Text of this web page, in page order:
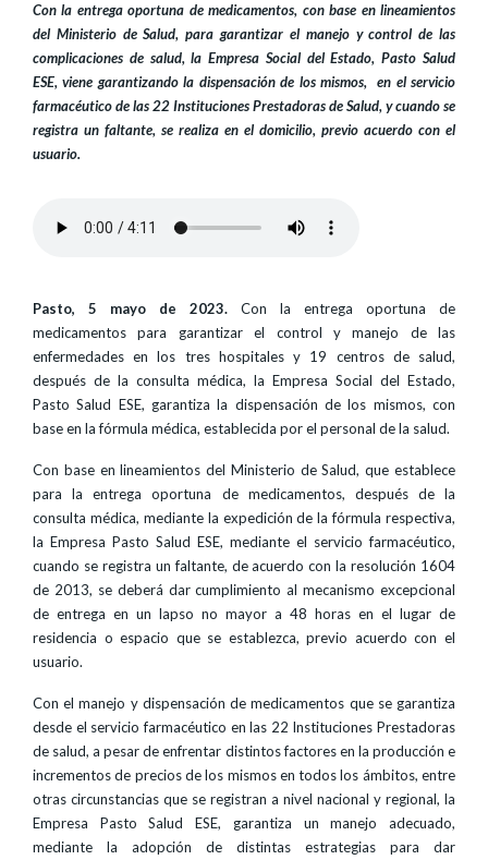
Con la entrega oportuna de medicamentos, con base en lineamientos
del Ministerio de Salud, para garantizar el manejo y control de las
complicaciones de salud, la Empresa Social del Estado, Pasto Salud
ESE, viene garantizando la dispensación de los mismos, en el servicio
farmacéutico de las 22 Instituciones Prestadoras de Salud, y cuando se
registra un faltante, se realiza en el domicilio, previo acuerdo con el
usuario.
Pasto, 5 mayo de 2023. Con la entrega oportuna de
medicamentos para garantizar el control y manejo de las
enfermedades en los tres hospitales y 19 centros de salud,
después de la consulta médica, la Empresa Social del Estado,
Pasto Salud ESE, garantiza la dispensación de los mismos, con
base en la fórmula médica, establecida por el personal de la salud.
Con base en lineamientos del Ministerio de Salud, que establece
para la entrega oportuna de medicamentos, después de la
consulta médica, mediante la expedición de la fórmula respectiva,
la Empresa Pasto Salud ESE, mediante el servicio farmacéutico,
cuando se registra un faltante, de acuerdo con la resolución 1604
de 2013, se deberá dar cumplimiento al mecanismo excepcional
de entrega en un lapso no mayor a 48 horas en el lugar de
residencia o espacio que se establezca, previo acuerdo con el
usuario.
Con el manejo y dispensación de medicamentos que se garantiza
desde el servicio farmacéutico en las 22 Instituciones Prestadoras
de salud, a pesar de enfrentar distintos factores en la producción e
incrementos de precios de los mismos en todos los ámbitos, entre
otras circunstancias que se registran a nivel nacional y regional, la
Empresa Pasto Salud ESE, garantiza un manejo adecuado,
mediante la adopción de distintas estrategias para dar